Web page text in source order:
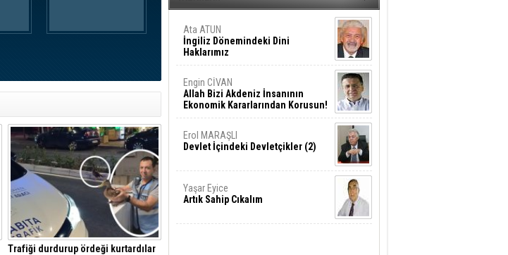
Trafiği durdurup ördeği kurtardılar
Ata ATUN
İngiliz Dönemindeki Dini
Haklarımız
Engin CİVAN
Allah Bizi Akdeniz İnsanının
Ekonomik Kararlarından Korusun!
Erol MARAŞLI
Devlet İçindeki Devletçikler (2)
Yaşar Eyice
Artık Sahip Cıkalım